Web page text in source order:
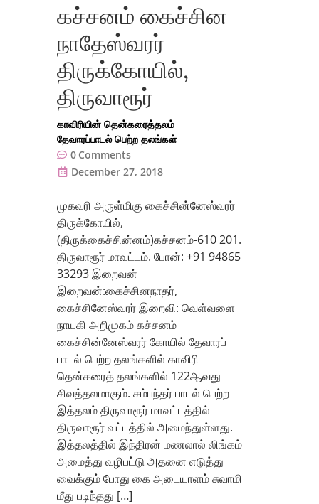
கச்சனம் கைச்சின
நாதேஸ்வரர்
திருக்கோயில்,
திருவாரூர்
காவிரியின் தென்கரைத்தலம்
தேவாரப்பாடல் பெற்ற தலங்கள்
0 Comments
December 27, 2018
முகவரி அருள்மிகு கைச்சின்னேஸ்வரர்
திருக்கோயில்,
(திருக்கைச்சின்னம்)கச்சனம்-610 201.
திருவாரூர் மாவட்டம். போன்: +91 94865
33293 இறைவன்
இறைவன்:கைச்சினநாதர்,
கைச்சினேஸ்வரர் இறைவி: வெள்வளை
நாயகி அறிமுகம் கச்சனம்
கைச்சின்னேஸ்வரர் கோயில் தேவாரப்
பாடல் பெற்ற தலங்களில் காவிரி
தென்கரைத் தலங்களில் 122ஆவது
சிவத்தலமாகும். சம்பந்தர் பாடல் பெற்ற
இத்தலம் திருவாரூர் மாவட்டத்தில்
திருவாரூர் வட்டத்தில் அமைந்துள்ளது.
இத்தலத்தில் இந்திரன் மணலால் லிங்கம்
அமைத்து வழிபட்டு அதனை எடுத்து
வைக்கும் போது கை அடையாளம் சுவாமி
மீது படிந்தது […]